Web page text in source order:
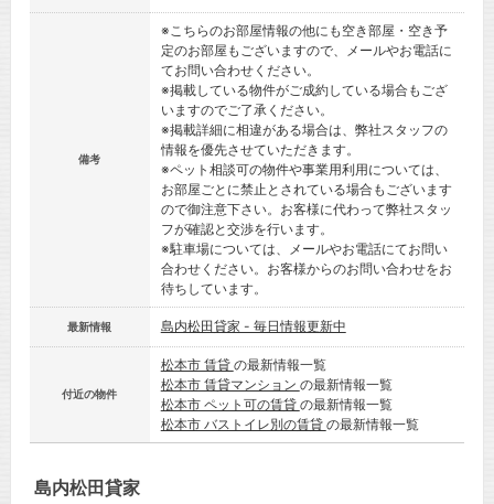
備考
※こちらのお部屋情報の他にも空き部屋・空き予
定のお部屋もございますので、メールやお電話に
てお問い合わせください。
※掲載している物件がご成約している場合もござ
いますのでご了承ください。
※掲載詳細に相違がある場合は、弊社スタッフの
情報を優先させていただきます。
※ペット相談可の物件や事業用利用については、
お部屋ごとに禁止とされている場合もございます
ので御注意下さい。お客様に代わって弊社スタッ
フが確認と交渉を行います。
※駐車場については、メールやお電話にてお問い
合わせください。お客様からのお問い合わせをお
待ちしています。
最新情報 島内松田貸家 - 毎日情報更新中
付近の物件
松本市 賃貸 の最新情報一覧
松本市 賃貸マンション の最新情報一覧
松本市 ペット可の賃貸 の最新情報一覧
松本市 バストイレ別の賃貸 の最新情報一覧
島内松田貸家